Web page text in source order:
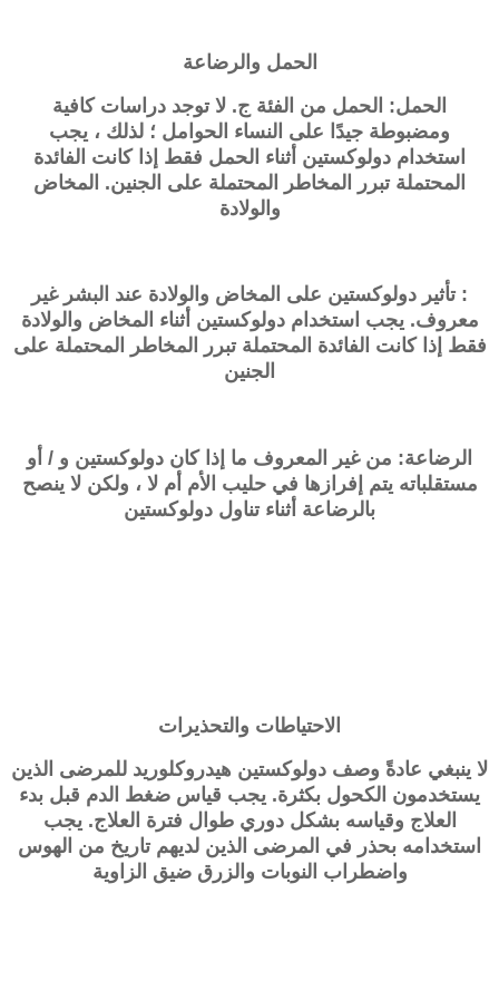
الحمل والرضاعة
الحمل: الحمل من الفئة ج. لا توجد دراسات كافية
ومضبوطة جيدًا على النساء الحوامل ؛ لذلك ، يجب
استخدام دولوكستين أثناء الحمل فقط إذا كانت الفائدة
المحتملة تبرر المخاطر المحتملة على الجنين. المخاض
والولادة
: تأثير دولوكستين على المخاض والولادة عند البشر غير
معروف. يجب استخدام دولوكستين أثناء المخاض والولادة
فقط إذا كانت الفائدة المحتملة تبرر المخاطر المحتملة على
الجنين
الرضاعة: من غير المعروف ما إذا كان دولوكستين و / أو
مستقلباته يتم إفرازها في حليب الأم أم لا ، ولكن لا ينصح
بالرضاعة أثناء تناول دولوكستين
الاحتياطات والتحذيرات
لا ينبغي عادةً وصف دولوكستين هيدروكلوريد للمرضى الذين
يستخدمون الكحول بكثرة. يجب قياس ضغط الدم قبل بدء
العلاج وقياسه بشكل دوري طوال فترة العلاج. يجب
استخدامه بحذر في المرضى الذين لديهم تاريخ من الهوس
واضطراب النوبات والزرق ضيق الزاوية